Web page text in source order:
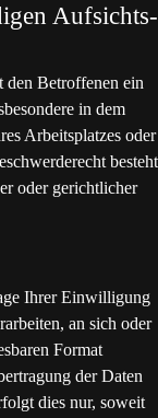
Aufsichts­
den Betroffenen ein
in dem
Arbeitsplatzes oder
besteht
oder gerichtlicher
Ihrer Einwilligung
an sich oder
Format
der Daten
dies nur, soweit